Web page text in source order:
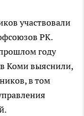
участвовали
РК.
году
Коми выяснили,
в том